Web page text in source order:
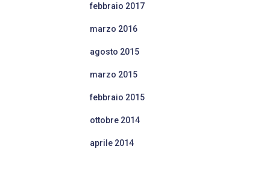
febbraio 2017
marzo 2016
agosto 2015
marzo 2015
febbraio 2015
ottobre 2014
aprile 2014